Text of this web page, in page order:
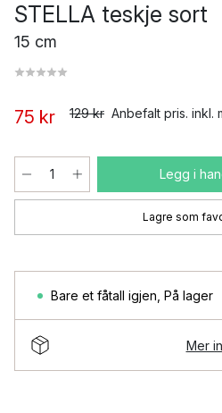
STELLA teskje sort
15 cm
75 kr 129 kr Anbefalt pris. inkl.
Legg i
Lagre som
Bare et fåtall igjen På lager
Mer